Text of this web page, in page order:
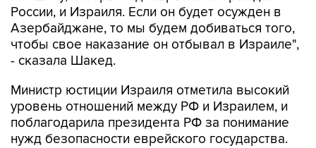
России, и Израиля. Если он будет осужден в
Азербайджане, то мы будем добиваться того,
чтобы свое наказание он отбывал в Израиле",
- сказала Шакед.
Министр юстиции Израиля отметила высокий
уровень отношений между РФ и Израилем, и
поблагодарила президента РФ за понимание
нужд безопасности еврейского государства.